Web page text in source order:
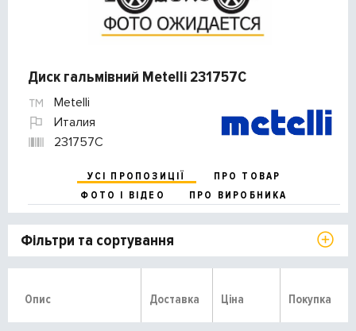
Диск гальмівний Metelli 231757C
Metelli
Италия
231757C
УСІ ПРОПОЗИЦІЇ
ПРО ТОВАР
ФОТО І ВІДЕО
ПРО ВИРОБНИКА
Фільтри та сортування
Опис Доставка Ціна Покупка